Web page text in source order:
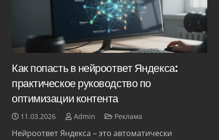
Как попасть в нейроответ Яндекса:
практическое руководство по
оптимизации контента
11.03.2026 Admin Реклама
Нейроответ Яндекса – это автоматически